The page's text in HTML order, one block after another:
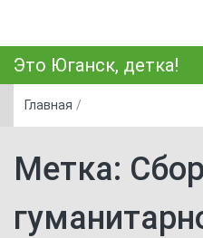
Это Юганск, детка!
Главная /
Метка: Сбор